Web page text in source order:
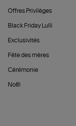
Offres Privilèges
Black Friday Lulli
Exclusivités
Fête des mères
Cérémonie
Noël